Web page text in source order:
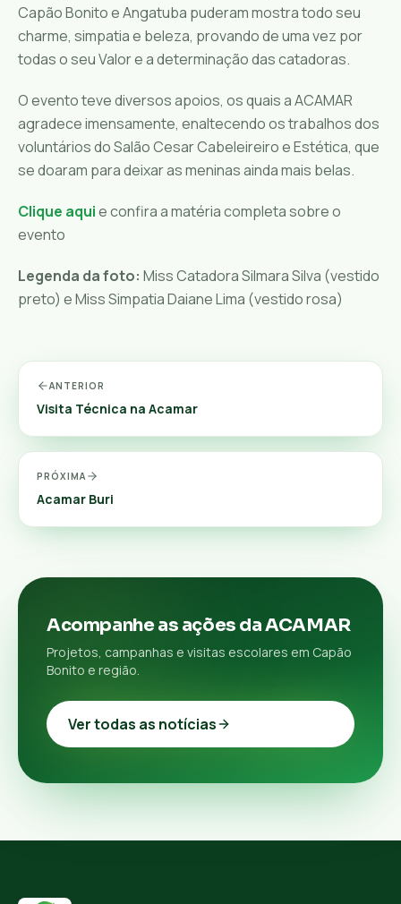
Capão Bonito e Angatuba puderam mostra todo seu
charme, simpatia e beleza, provando de uma vez por
todas o seu Valor e a determinação das catadoras.
O evento teve diversos apoios, os quaisa ACAMAR
agradece imensamente, enaltecendo os trabalhos dos
voluntários do Salão Cesar Cabeleireiro e Estética, que
se doaram para deixar as meninas ainda mais belas.
Clique aquie confira a matéria completa sobre o
evento
Legenda da foto: Miss Catadora Silmara Silva (vestido
preto) e Miss Simpatia Daiane Lima (vestido rosa)
ANTERIOR
Visita Técnica na Acamar
PRÓXIMA
Acamar Buri
Acompanhe as ações da ACAMAR
Projetos, campanhas e visitas escolares em Capão
Bonito e região.
Ver todas as notícias